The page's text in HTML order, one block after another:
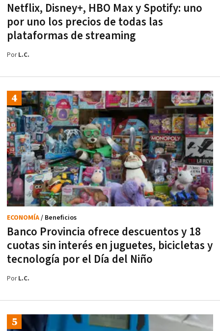
Netflix, Disney+, HBO Max y Spotify: uno
por uno los precios de todas las
plataformas de streaming
PorL.C.
Banco Provincia ofrece descuentos y 18
cuotas sin interés en juguetes, bicicletas y
tecnología por el Día del Niño
ECONOMÍA/ Beneficios
PorL.C.